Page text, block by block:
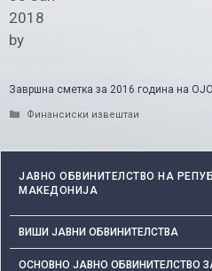
2018
by
Завршна сметка за 2016 година на
Categories
Финансиски извештаи
ЈАВНО ОБВИНИТЕЛСТВО НА
МАКЕДОНИЈА
ВИШИ ЈАВНИ ОБВИНИТЕЛСТВА
ОСНОВНО ЈАВНО ОБВИНИТЕЛСТВО